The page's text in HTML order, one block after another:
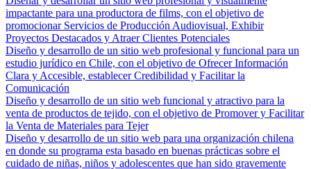
impactante para una productora de films, con el objetivo de
promocionar Servicios de Producción Audiovisual, Exhibir
Proyectos Destacados y Atraer Clientes Potenciales
Diseño y desarrollo de un sitio web profesional y funcional para un
estudio jurídico en Chile, con el objetivo de Ofrecer Información
Clara y Accesible, establecer Credibilidad y Facilitar la
Comunicación
Diseño y desarrollo de un sitio web funcional y atractivo para la
venta de productos de tejido, con el objetivo de Promover y Facilitar
la Venta de Materiales para Tejer
Diseño y desarrollo de un sitio web para una organización chilena
en donde su programa esta basado en buenas prácticas sobre el
cuidado de niñas, niños y adolescentes que han sido gravemente